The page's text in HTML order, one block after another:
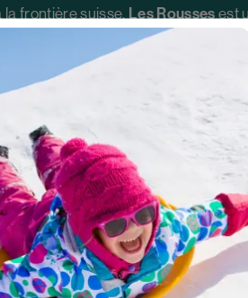
la frontière suisse,Les Roussesest
suisse
pistes de ski nordique
, parmi les
Ver
t pour son engagement
entre forêts, lacs gelés et combes
et authentique, loin du tourisme
ski, raquettes, luge, chiens de
11 vertes, 10 bleues, 8 rouges, 4 noires